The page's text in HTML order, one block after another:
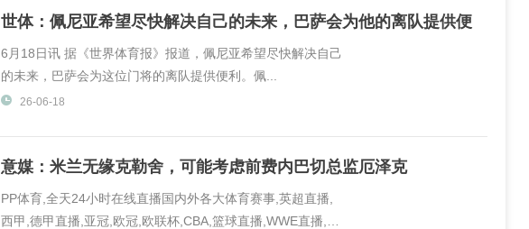
世体：佩尼亚希望尽快解决自己的未来，巴萨会为他的离队提供便
利
6月18日讯 据《世界体育报》报道，佩尼亚希望尽快解决自己
的未来，巴萨会为这位门将的离队提供便利。佩...
26-06-18
意媒：米兰无缘克勒舍，可能考虑前费内巴切总监厄泽克
PP体育,全天24小时在线直播国内外各大体育赛事,英超直播,
西甲,德甲直播,亚冠,欧冠,欧联杯,CBA,篮球直播,WWE直播,PP